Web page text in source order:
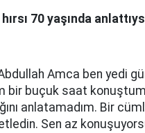
70 yaşında
Amca ben yedi
bir buçuk saat
anlatamadım. Bir
Sen az